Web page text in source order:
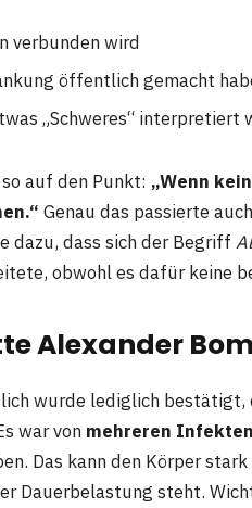
verbunden wird
öffentlich gemacht
„Schweres“ interpretiert
auf den Punkt: „Wenn
Genau das passierte
dazu, dass sich der Begriff
obwohl es dafür keine
Alexander
wurde lediglich bestätigt,
war von mehreren Infekten
Das kann den Körper
Dauerbelastung steht.